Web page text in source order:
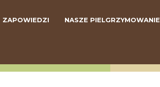
ZAPOWIEDZI NASZE PIELGRZYMOWANIE